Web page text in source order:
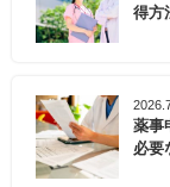
得方
薬事
必要